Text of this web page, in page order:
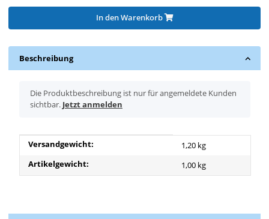
In den Warenkorb
Beschreibung
x
Die Produktbeschreibung ist nur für angemeldete Kunden
sichtbar. Jetzt anmelden
Produkteigenschaft
Wert
Versandgewicht:
1,20 kg
Artikelgewicht:
1,00 kg